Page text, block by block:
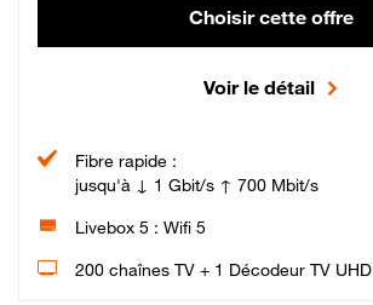
Choisir cette offre
Voir le détail
Fibre rapide :
jusqu'à ↓ 1 Gbit/s ↑ 700 Mbit/s
Livebox 5 : Wifi 5
200 chaînes TV + 1 Décodeur TV UHD